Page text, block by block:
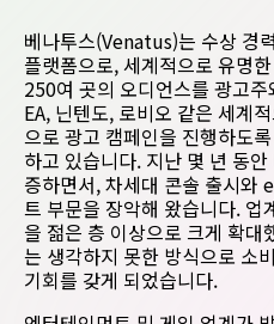
베나투스(Venatus)는 수상 경
플랫폼으로, 세계적으로 유명
250여 곳의 오디언스를 광고
EA, 닌텐도, 로비오 같은 세계
으로 광고 캠페인을 진행하도
하고 있습니다. 지난 몇 년 동
증하면서, 차세대 콘솔 출시와
트 부문을 장악해 왔습니다. 업
을 젊은 층 이상으로 크게 확대
는 생각하지 못한 방식으로 소
기회를 갖게 되었습니다.